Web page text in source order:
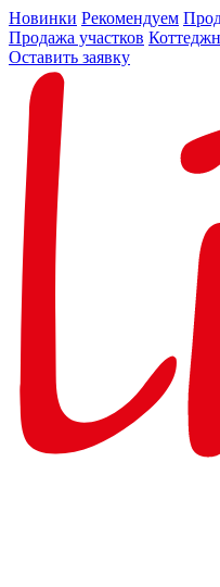
Новинки Рекомендуем
Продажа участков
Оставить заявку